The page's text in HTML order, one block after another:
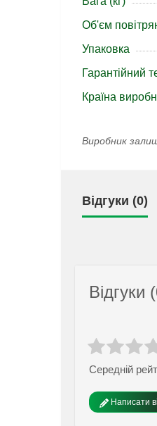
Об'єм
Упаковка
Гарантійний
Країна
Виробник
Відгуки (0)
Відгуки
Середній
Написати